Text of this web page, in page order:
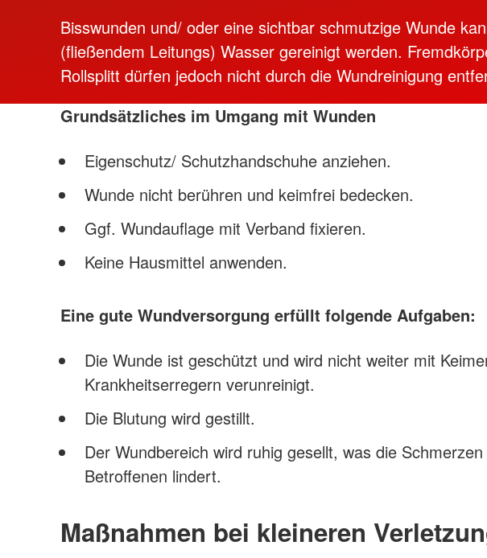
Bisswunden und/ oder eine sichtbar schmutzige Wunde
(fließendem Leitungs) Wasser gereinigt werden.
Rollsplitt dürfen jedoch nicht durch die Wundreinigung
Grundsätzliches im Umgang mit Wunden
Eigenschutz/ Schutzhandschuhe anziehen.
Wunde nicht berühren und keimfrei bedecken.
Ggf. Wundauflage mit Verband fixieren.
Keine Hausmittel anwenden.
Eine gute Wundversorgung erfüllt folgende Aufgaben:
Die Wunde ist geschützt und wird nicht weiter mit
Krankheitserregern verunreinigt.
Die Blutung wird gestillt.
Der Wundbereich wird ruhig gesellt, was die
Betroffenen lindert.
Maßnahmen bei kleineren